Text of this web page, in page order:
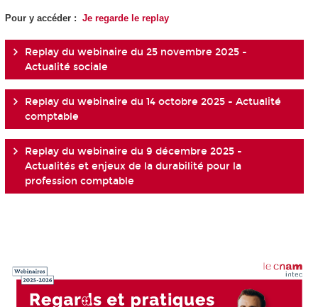
Pour y accéder : Je regarde le replay
Replay du webinaire du 25 novembre 2025 -
Actualité sociale
Replay du webinaire du 14 octobre 2025 - Actualité
comptable
Replay du webinaire du 9 décembre 2025 -
Actualités et enjeux de la durabilité pour la
profession comptable